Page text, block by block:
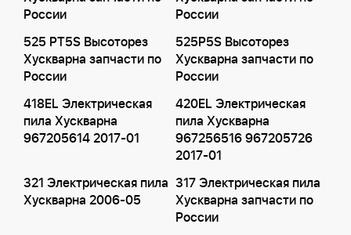
России
России
525 PT5S Высоторез
Хускварна запчасти по
России
525P5S Высоторез
Хускварна запчасти по
России
418EL Электрическая
пила Хускварна
967205614 2017-01
420EL Электрическая
пила Хускварна
967256516 967205726
2017-01
321 Электрическая пила
Хускварна 2006-05
317 Электрическая пила
Хускварна запчасти по
России